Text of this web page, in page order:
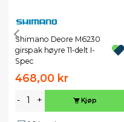
Shimano Deore M6230
girspak høyre 11-delt I-
Spec
468,00 kr
- + Kjøp